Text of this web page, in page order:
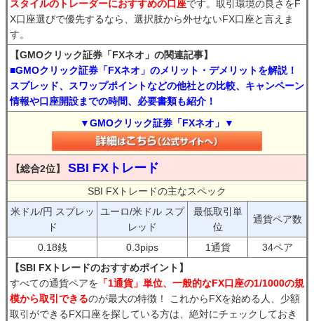
スタイルのトレーダーにおすすめの口座です。取引環境の良さをF
X口座選びで優先するなら、選択肢から外せないFX口座と言えま
す。
【GMOクリック証券「FXネオ」の関連記事】
■GMOクリック証券「FXネオ」のメリット・デメリットを解説！
スプレッド、スワップポイントなどの他社との比較、キャンペーン
情報や口座開設までの時間、必要書類も紹介！
▼GMOクリック証券「FXネオ」▼
【総合2位】 SBI FXトレード
SBI FXトレードの主なスペック
米ドル/円 スプレッ
ド
ユーロ/米ドル スプ
レッド
最低取引単
位
通貨ペア数
0.18銭 0.3pips 1通貨
34ペア
【SBI FXトレードのおすすめポイント】
すべての通貨ペアを 「1通貨」単位、一般的なFX口座の1/1000の規
模から取引できるのが最大の特徴！ これからFXを始める人、少額
取引ができるFX口座を探している方は、絶対にチェックしておき